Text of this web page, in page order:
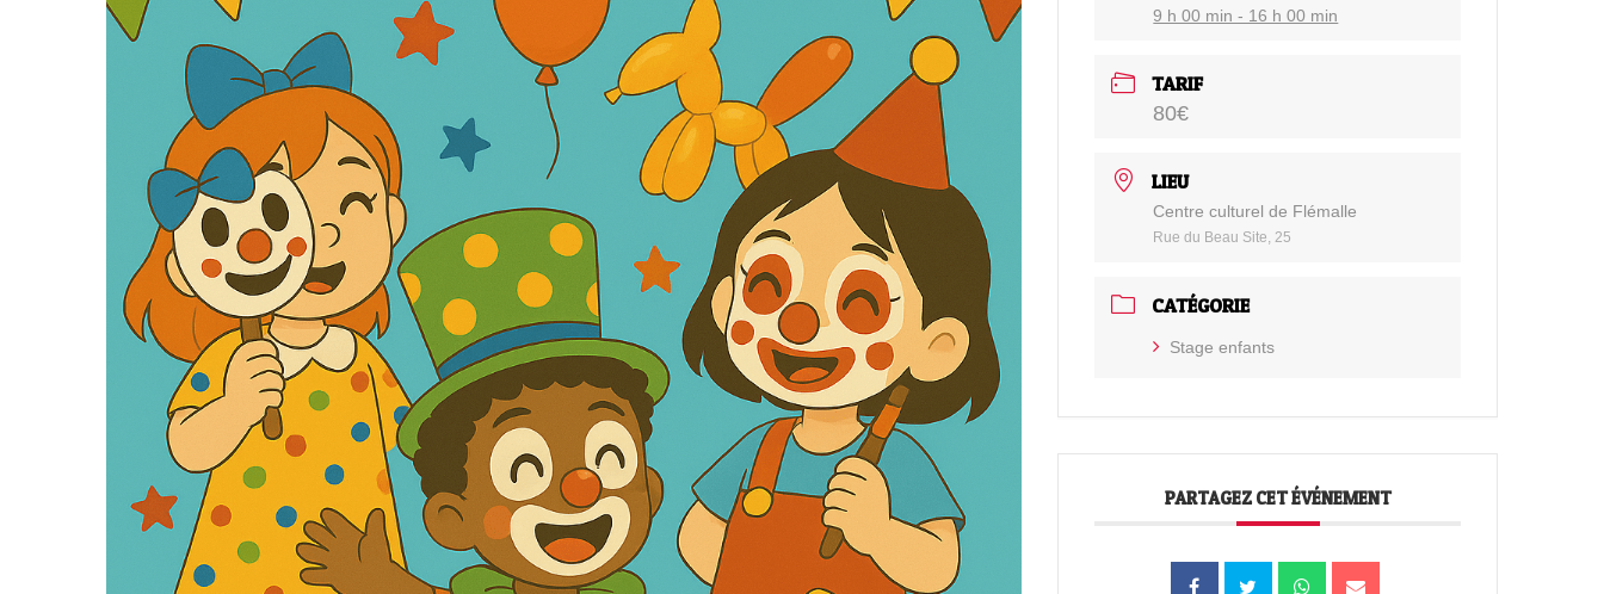
9 h 00 min - 16 h 00 min
TARIF
80€
LIEU
Centre culturel de Flémalle
Rue du Beau Site, 25
CATÉGORIE
Stage enfants
PARTAGEZ CET ÉVÉNEMENT